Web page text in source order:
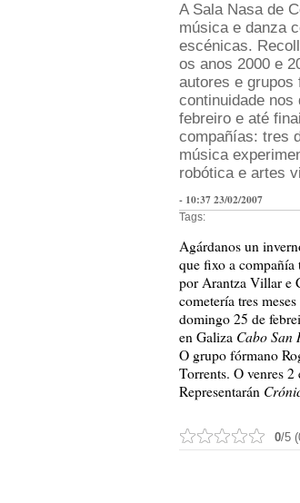
A Sala Nasa de
música e danza
escénicas.
os anos 2000 e
autores e grupos
continuidade nos
febreiro e até
compañías: tres
música
robótica e artes
- 10:37 23/02/2007
Tags:
Agárdanos un
que fixo a compañía
por Arantza Villar e
cometería tres
domingo 25 de
en Galiza Cabo San
O grupo fórmano
Torrents. O venres 2
Representarán
0/5